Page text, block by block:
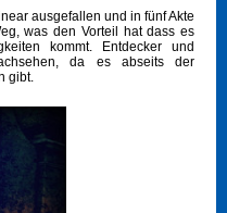
ausgefallen und in fünf Akte
was den Vorteil hat dass es
kommt. Entdecker und
da es abseits der
gibt.